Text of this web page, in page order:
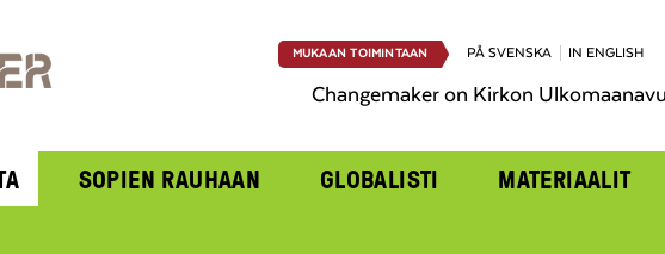
MUKAAN TOIMINTAAN PÅ SVENSKA IN ENGLISH
Changemaker on Kirkon
SOPIEN RAUHAAN GLOBALISTI MATERIAALIT